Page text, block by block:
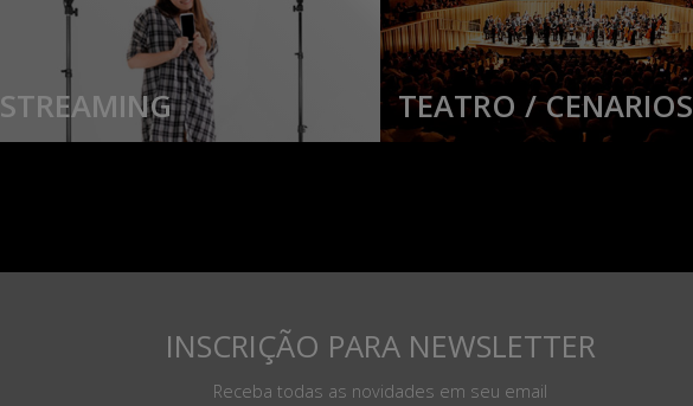
STREAMING TEATRO / CENARIOS
INSCRIÇÃO PARA NEWSLETTER
Receba todas as novidades em seu email